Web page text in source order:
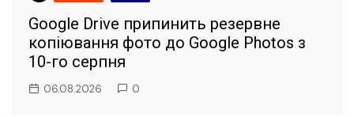
Google Drive припинить резервне
копіювання фото до Google Photos з
10-го серпня
06.08.2026 0